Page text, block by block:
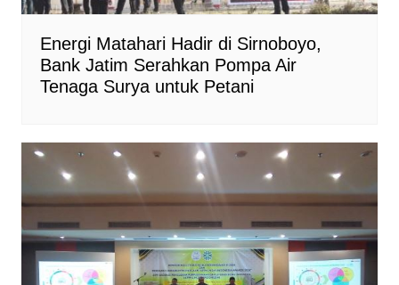
Energi Matahari Hadir di Sirnoboyo,
Bank Jatim Serahkan Pompa Air
Tenaga Surya untuk Petani